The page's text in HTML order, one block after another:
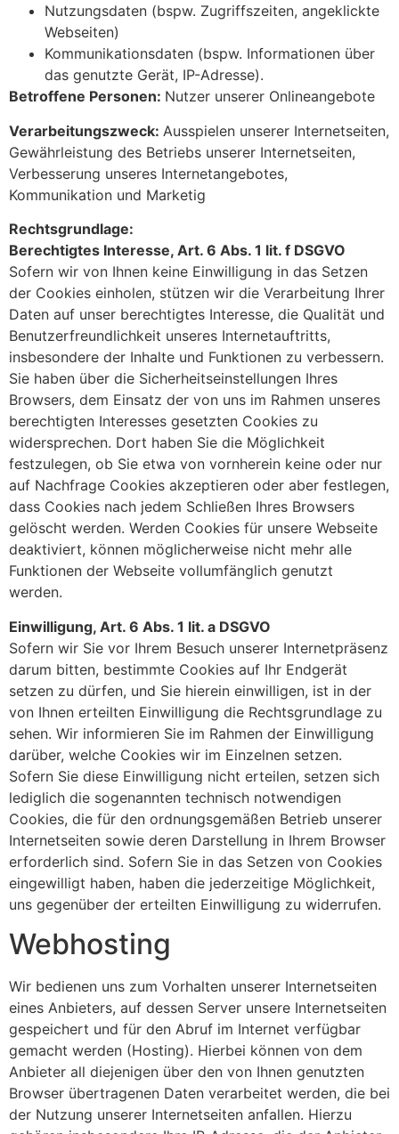
Nutzungsdaten (bspw. Zugriffszeiten, angeklickte
Webseiten)
Kommunikationsdaten (bspw. Informationen über
das genutzte Gerät, IP-Adresse).
Betroffene Personen: Nutzer unserer Onlineangebote
Verarbeitungszweck: Ausspielen unserer Internetseiten,
Gewährleistung des Betriebs unserer Internetseiten,
Verbesserung unseres Internetangebotes,
Kommunikation und Marketig
Rechtsgrundlage:
Berechtigtes Interesse, Art. 6 Abs. 1 lit. f DSGVO
Sofern wir von Ihnen keine Einwilligung in das Setzen
der Cookies einholen, stützen wir die Verarbeitung Ihrer
Daten auf unser berechtigtes Interesse, die Qualität und
Benutzerfreundlichkeit unseres Internetauftritts,
insbesondere der Inhalte und Funktionen zu verbessern.
Sie haben über die Sicherheitseinstellungen Ihres
Browsers, dem Einsatz der von uns im Rahmen unseres
berechtigten Interesses gesetzten Cookies zu
widersprechen. Dort haben Sie die Möglichkeit
festzulegen, ob Sie etwa von vornherein keine oder nur
auf Nachfrage Cookies akzeptieren oder aber festlegen,
dass Cookies nach jedem Schließen Ihres Browsers
gelöscht werden. Werden Cookies für unsere Webseite
deaktiviert, können möglicherweise nicht mehr alle
Funktionen der Webseite vollumfänglich genutzt
werden.
Einwilligung, Art. 6 Abs. 1 lit. a DSGVO
Sofern wir Sie vor Ihrem Besuch unserer Internetpräsenz
darum bitten, bestimmte Cookies auf Ihr Endgerät
setzen zu dürfen, und Sie hierein einwilligen, ist in der
von Ihnen erteilten Einwilligung die Rechtsgrundlage zu
sehen. Wir informieren Sie im Rahmen der Einwilligung
darüber, welche Cookies wir im Einzelnen setzen.
Sofern Sie diese Einwilligung nicht erteilen, setzen sich
lediglich die sogenannten technisch notwendigen
Cookies, die für den ordnungsgemäßen Betrieb unserer
Internetseiten sowie deren Darstellung in Ihrem Browser
erforderlich sind. Sofern Sie in das Setzen von Cookies
eingewilligt haben, haben die jederzeitige Möglichkeit,
uns gegenüber der erteilten Einwilligung zu widerrufen.
Webhosting
Wir bedienen uns zum Vorhalten unserer Internetseiten
eines Anbieters, auf dessen Server unsere Internetseiten
gespeichert und für den Abruf im Internet verfügbar
gemacht werden (Hosting). Hierbei können von dem
Anbieter all diejenigen über den von Ihnen genutzten
Browser übertragenen Daten verarbeitet werden, die bei
der Nutzung unserer Internetseiten anfallen. Hierzu